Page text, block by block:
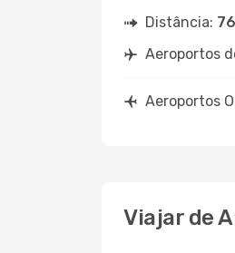
Distância:
Aeroportos
Aeroportos
Viajar de